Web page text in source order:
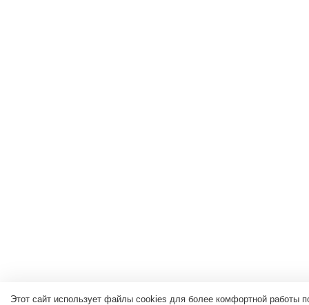
Этот сайт использует файлы cookies для более комфортной работы